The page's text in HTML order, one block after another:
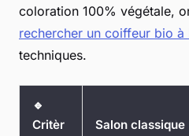
coloration 100% végétale,
rechercher un coiffeur bio à
techniques.
🔹
Critèr
Salon classique